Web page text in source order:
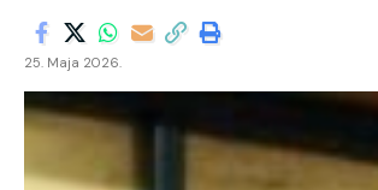
25. Maja 2026.